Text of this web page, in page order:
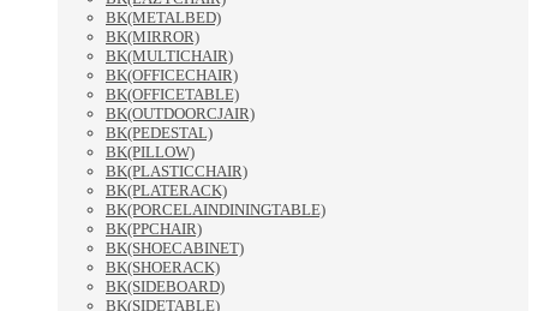
BK(METALBED)
BK(MIRROR)
BK(MULTICHAIR)
BK(OFFICECHAIR)
BK(OFFICETABLE)
BK(OUTDOORCJAIR)
BK(PEDESTAL)
BK(PILLOW)
BK(PLASTICCHAIR)
BK(PLATERACK)
BK(PORCELAINDININGTABLE)
BK(PPCHAIR)
BK(SHOECABINET)
BK(SHOERACK)
BK(SIDEBOARD)
BK(SIDETABLE)